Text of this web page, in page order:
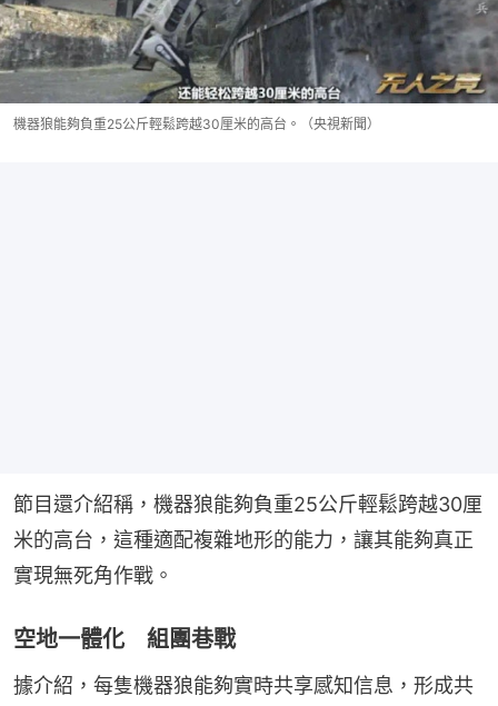
機器狼能夠負重25公斤輕鬆跨越30厘米的高台。（央視新聞）
節目還介紹稱，機器狼能夠負重25公斤輕鬆跨越30厘
米的高台，這種適配複雜地形的能力，讓其能夠真正
實現無死角作戰。
空地一體化 組團巷戰
據介紹，每隻機器狼能夠實時共享感知信息，形成共